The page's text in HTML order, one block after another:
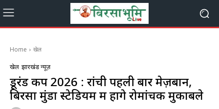
Home खेल
खेल झारखंड न्यूज़
डूरंड कप 2026 : रांची पहली बार मेज़बान,
बिरसा मुंडा स्टेडियम में होंगे रोमांचक मुकाबले